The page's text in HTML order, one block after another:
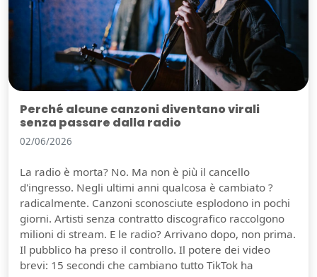
Perché alcune canzoni diventano virali
senza passare dalla radio
02/06/2026
La radio è morta? No. Ma non è più il cancello
d'ingresso. Negli ultimi anni qualcosa è cambiato ?
radicalmente. Canzoni sconosciute esplodono in pochi
giorni. Artisti senza contratto discografico raccolgono
milioni di stream. E le radio? Arrivano dopo, non prima.
Il pubblico ha preso il controllo. Il potere dei video
brevi: 15 secondi che cambiano tutto TikTok ha